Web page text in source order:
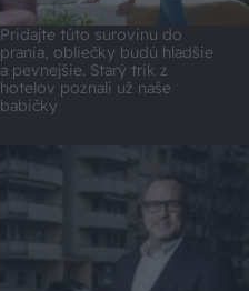
Pridajte túto surovinu do
prania, obliečky budú hladšie
a pevnejšie. Starý trik z
hotelov poznali už naše
babičky